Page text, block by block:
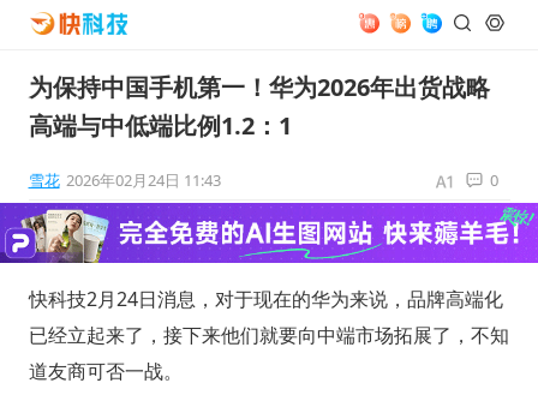
为保持中国手机第一！华为2026年出货战略
高端与中低端比例1.2：1
雪花 2026年02月24日 11:43 0
快科技2月24日消息，对于现在的华为来说，品牌高端化
已经立起来了，接下来他们就要向中端市场拓展了，不知
道友商可否一战。